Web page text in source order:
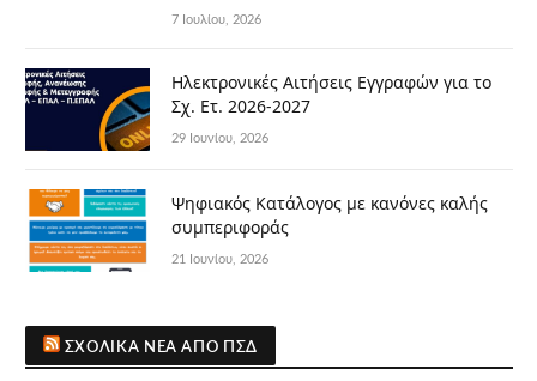
7 Ιουλίου, 2026
Ηλεκτρονικές Αιτήσεις Εγγραφών για το
Σχ. Ετ. 2026-2027
29 Ιουνίου, 2026
Ψηφιακός Κατάλογος με κανόνες καλής
συμπεριφοράς
21 Ιουνίου, 2026
ΣΧΟΛΙΚΆ ΝΈΑ ΑΠΌ ΠΣΔ